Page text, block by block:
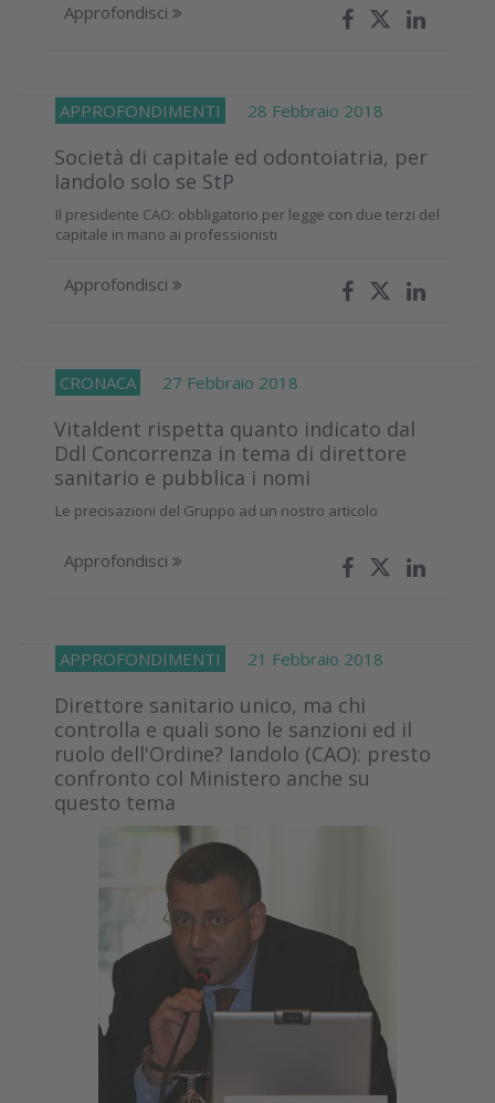
Approfondisci
APPROFONDIMENTI 28 Febbraio 2018
Società di capitale ed odontoiatria, per
Iandolo solo se StP
Il presidente CAO: obbligatorio per legge con due terzi del
capitale in mano ai professionisti
Approfondisci
CRONACA 27 Febbraio 2018
Vitaldent rispetta quanto indicato dal
Ddl Concorrenza in tema di direttore
sanitario e pubblica i nomi
Le precisazioni del Gruppo ad un nostro articolo
Approfondisci
APPROFONDIMENTI 21 Febbraio 2018
Direttore sanitario unico, ma chi
controlla e quali sono le sanzioni ed il
ruolo dell'Ordine? Iandolo (CAO): presto
confronto col Ministero anche su
questo tema